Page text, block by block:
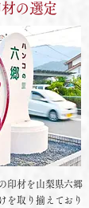
の選定
印材を山梨県六郷
を取り揃えており